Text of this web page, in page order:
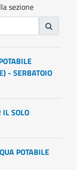
sezione
- SERBATOIO
SOLO
POTABILE